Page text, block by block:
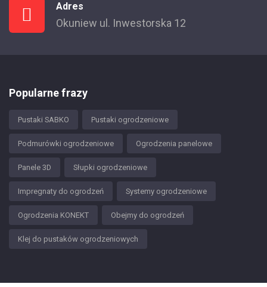
Adres
Okuniew ul. Inwestorska 12
Popularne frazy
Pustaki SABKO Pustaki ogrodzeniowe
Podmurówki ogrodzeniowe Ogrodzenia panelowe
Panele 3D Słupki ogrodzeniowe
Impregnaty do ogrodzeń Systemy ogrodzeniowe
Ogrodzenia KONEKT Obejmy do ogrodzeń
Klej do pustaków ogrodzeniowych